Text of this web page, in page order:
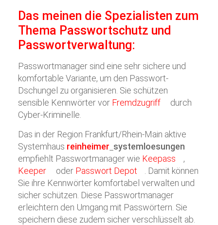
Das meinen die Spezialisten zum
Thema Passwortschutz und
Passwortverwaltung:
Passwortmanager sind eine sehr sichere und
komfortable Variante, um den Passwort-
Dschungel zu organisieren. Sie schützen
sensible Kennwörter vor Fremdzugriff
durch
Cyber-Kriminelle.
Das in der Region Frankfurt/Rhein-Main aktive
Systemhaus reinheimer systemloesungen
empfiehlt Passwortmanager wie Keepass
,
Keeper
oder Passwort Depot
. Damit können
Sie ihre Kennwörter komfortabel verwalten und
sicher schützen. Diese Passwortmanager
erleichtern den Umgang mit Passwörtern. Sie
speichern diese zudem sicher verschlüsselt ab.